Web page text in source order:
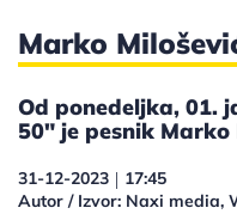
Marko
Od ponedeljka, 01.
50" je pesnik Marko
31-12-2023 | 17:45
Autor / Izvor: Naxi media,